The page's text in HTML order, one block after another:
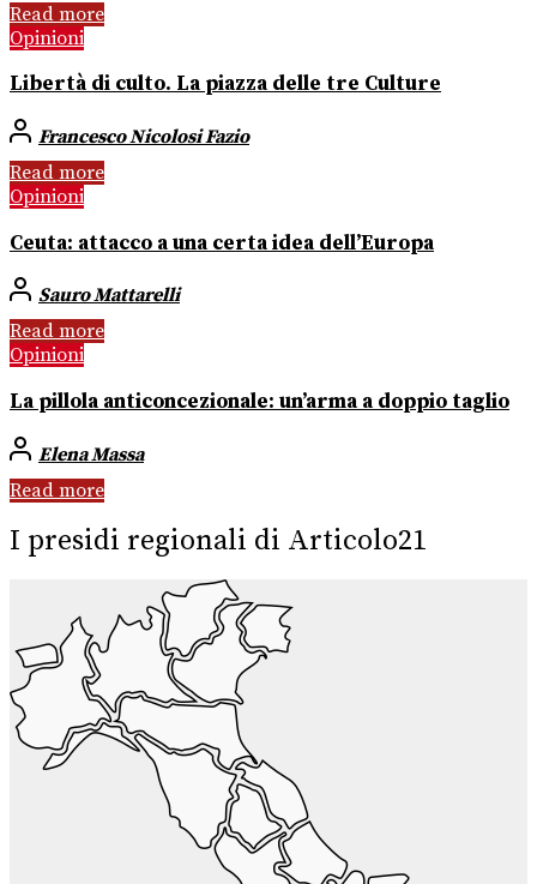
Read more
Opinioni
Libertà di culto. La piazza delle tre Culture
Francesco Nicolosi Fazio
Read more
Opinioni
Ceuta: attacco a una certa idea dell’Europa
Sauro Mattarelli
Read more
Opinioni
La pillola anticoncezionale: un’arma a doppio taglio
Elena Massa
Read more
I presidi regionali di Articolo21